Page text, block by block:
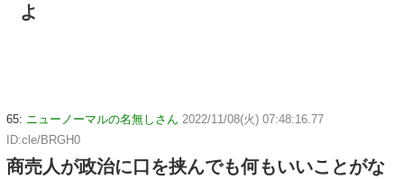
よ
65: ニューノーマルの名無しさん 2022/11/08(火) 07:48:16.77
ID:cle/BRGH0
商売人が政治に口を挟んでも何もいいことがな